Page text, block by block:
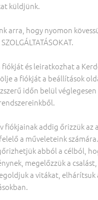
küldjünk.
arra, hogy nyomon
és leiratkozhat a
a fiókját a beállítások
időn belül
fiókjainak addig őrizzük az
a műveleteink
abból a célból,
megelőzzük a
a vitákat, elhárítsuk